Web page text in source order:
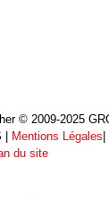
© 2009-2025
|
Mentions Légales
du site